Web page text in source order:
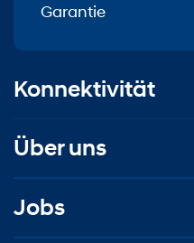
Garantie
Konnektivität
Über uns
Jobs